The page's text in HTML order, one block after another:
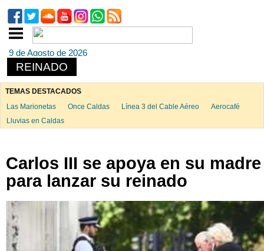
9 de Agosto de 2026
REINADO
TEMAS DESTACADOS
Las Marionetas
Once Caldas Línea 3 del Cable Aéreo
Aerocafé
Lluvias en Caldas
Carlos III se apoya en su madre
para lanzar su reinado